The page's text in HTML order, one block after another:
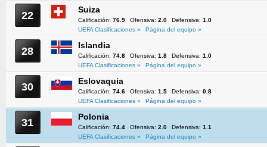
22 Suiza
Calificación: 76.9 Ofensiva: 2.0 Defensiva: 1.0
UEFA Clasificaciones »
Página del equipo »
28 Islandia
Calificación: 74.8 Ofensiva: 1.8 Defensiva: 1.0
UEFA Clasificaciones »
Página del equipo »
30 Eslovaquia
Calificación: 74.6 Ofensiva: 1.5 Defensiva: 0.8
UEFA Clasificaciones »
Página del equipo »
31 Polonia
Calificación: 74.4 Ofensiva: 2.0 Defensiva: 1.1
UEFA Clasificaciones »
Página del equipo »